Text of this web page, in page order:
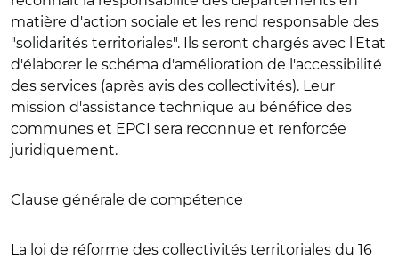
matière d'action sociale et les rend responsable des
"solidarités territoriales". Ils seront chargés avec l'Etat
d'élaborer le schéma d'amélioration de l'accessibilité
des services (après avis des collectivités). Leur
mission d'assistance technique au bénéfice des
communes et EPCI sera reconnue et renforcée
juridiquement.
Clause générale de compétence
La loi de réforme des collectivités territoriales du 16